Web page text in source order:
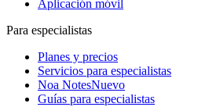
Aplicación móvil
Para especialistas
Planes y precios
Servicios para especialistas
Noa NotesNuevo
Guías para especialistas